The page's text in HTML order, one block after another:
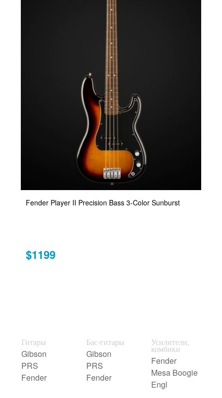
Fender Player II Precision Bass 3-Color Sunburst
$1199
Гитары
Gibson
PRS
Fender
Бас-гитары
Gibson
PRS
Fender
Усилители,
комбики
Fender
Mesa Boogie
Engl